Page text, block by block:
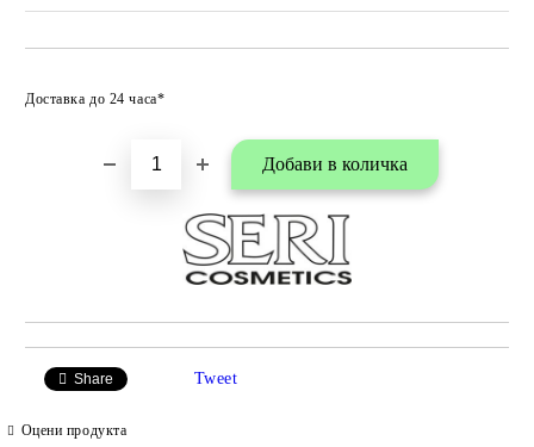
Доставка до 24 часа*
Share Tweet
Оцени продукта